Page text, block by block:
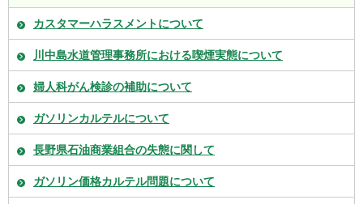
カスタマーハラスメントについて
川中島水道管理事務所における喫煙実態について
婦人科がん検診の補助について
ガソリンカルテルについて
長野県石油商業組合の失態に関して
ガソリン価格カルテル問題について